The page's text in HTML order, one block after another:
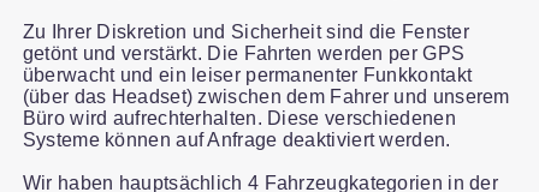
Zu Ihrer Diskretion und Sicherheit sind die Fenster
getönt und verstärkt. Die Fahrten werden per GPS
überwacht und ein leiser permanenter Funkkontakt
(über das Headset) zwischen dem Fahrer und unserem
Büro wird aufrechterhalten. Diese verschiedenen
Systeme können auf Anfrage deaktiviert werden.
Wir haben hauptsächlich 4 Fahrzeugkategorien in der